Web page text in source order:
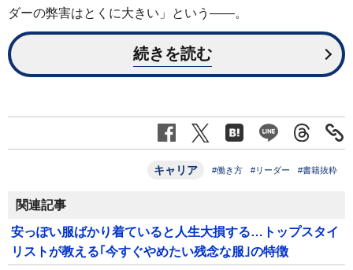
ダーの弊害はとくに大きい」という――。
続きを読む
キャリア #働き方 #リーダー #書籍抜粋
関連記事
安っぽい服ばかり着ていると人生大損する…トップスタイ
リストが教える｢今すぐやめたい残念な服｣の特徴